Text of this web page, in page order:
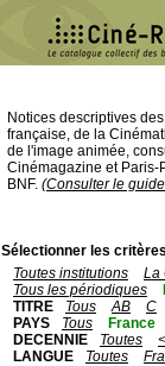
Notices descriptives
française, de la
de l'image animée,
Cinémagazine et Paris-
BNF. (Consulter le
Sélectionner les
Toutes institutions
La
Tous les périodiques
TITRE
Tous AB C
PAYS
Tous France
DECENNIE
Toutes
LANGUE
Toutes